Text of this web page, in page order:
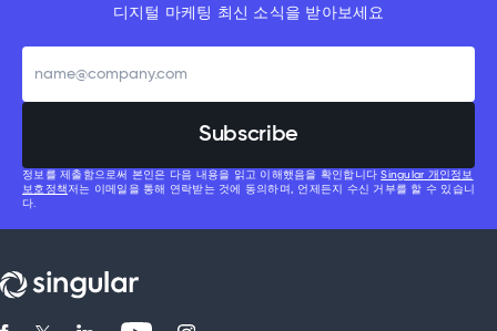
디지털 마케팅 최신 소식을 받아보세요
정보를 제출함으로써 본인은 다음 내용을 읽고 이해했음을 확인합니다Singular 개인정보
보호정책 저는 이메일을 통해 연락받는 것에 동의하며, 언제든지 수신 거부를 할 수 있습니
다.